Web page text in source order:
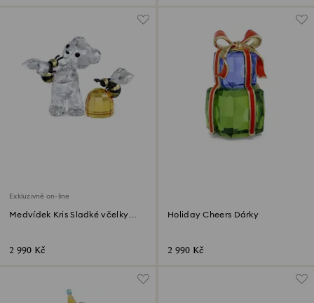
Exkluzivně on-line
Medvídek Kris Sladké včelky
2 990 Kč
Holiday Cheers Dárky
2 990 Kč